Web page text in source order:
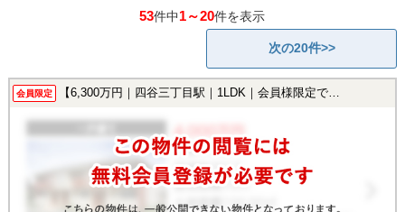
53件中1～20件を表示
次の20件>>
会員限定 【6,300万円｜四谷三丁目駅｜1LDK｜会員様限定で公開中！】